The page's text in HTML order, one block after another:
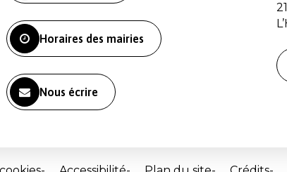
Horaires des mairies
Nous écrire